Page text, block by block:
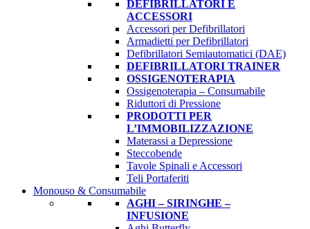
DEFIBRILLATORI E
ACCESSORI
Accessori per Defibrillatori
Armadietti per Defibrillatori
Defibrillatori Semiautomatici (DAE)
DEFIBRILLATORI TRAINER
OSSIGENOTERAPIA
Ossigenoterapia – Consumabile
Riduttori di Pressione
PRODOTTI PER
L’IMMOBILIZZAZIONE
Materassi a Depressione
Steccobende
Tavole Spinali e Accessori
Teli Portaferiti
Monouso & Consumabile
AGHI – SIRINGHE –
INFUSIONE